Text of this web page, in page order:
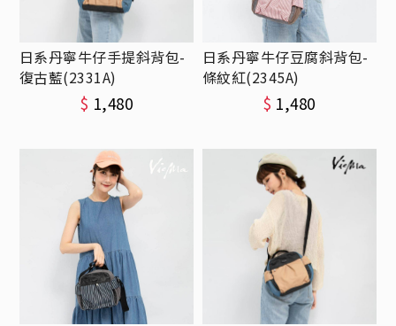
日系丹寧牛仔手提斜背包-
復古藍(2331A)
$ 1,480
日系丹寧牛仔豆腐斜背包-
條紋紅(2345A)
$ 1,480